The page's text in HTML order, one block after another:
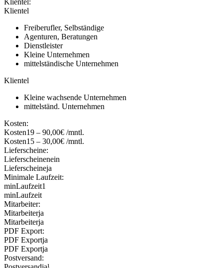
Klientel
Freiberufler, Selbständige
Agenturen, Beratungen
Dienstleister
Kleine Unternehmen
mittelständische Unternehmen
Klientel
Kleine wachsende Unternehmen
mittelständ. Unternehmen
Kosten:
Kosten19 – 90,00€ /mntl.
Kosten15 – 30,00€ /mntl.
Lieferscheine:
Lieferscheinenein
Lieferscheineja
Minimale Laufzeit:
minLaufzeit1
minLaufzeit
Mitarbeiter:
Mitarbeiterja
Mitarbeiterja
PDF Export:
PDF Exportja
PDF Exportja
Postversand: